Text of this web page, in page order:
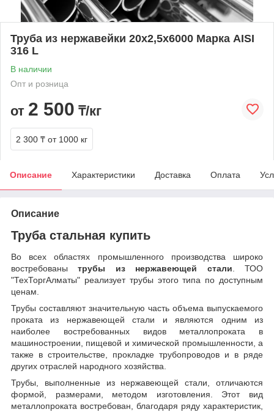
Труба из нержавейки 20х2,5х6000 Марка AISI
316 L
В наличии
Опт и розница
от 2 500 ₸/кг
2 300 ₸ от 1000 кг
Описание Характеристики Доставка Оплата
Описание
Труба стальная купить
Во всех областях промышленного производства широко
востребованытрубы из нержавеющей стали. ТОО
"ТехТоргАлматы" реализует трубы этого типа по доступным
ценам.
Трубы составляют значительную часть объема выпускаемого
проката из нержавеющей стали и являются одним из
наиболее востребованных видов металлопроката в
машиностроении, пищевой и химической промышленности, а
также в строительстве, прокладке трубопроводов и в ряде
других отраслей народного хозяйства.
Трубы, выполненные из нержавеющей стали, отличаются
формой, размерами, методом изготовления. Этот вид
металлопроката востребован, благодаря ряду характеристик,